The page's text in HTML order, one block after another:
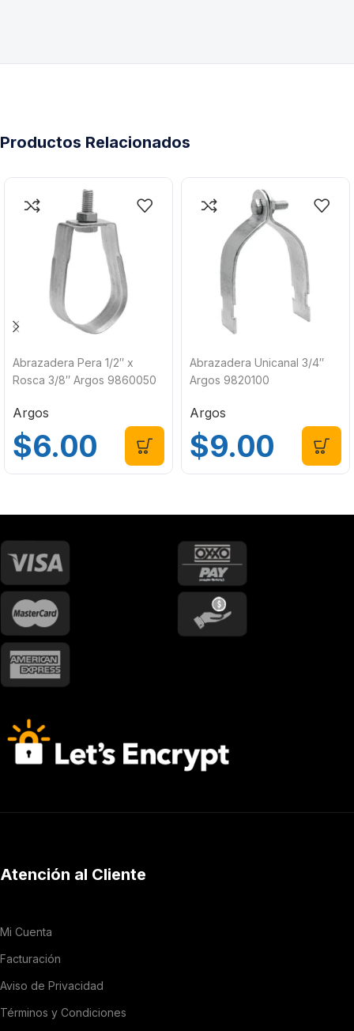
Productos Relacionados
Abrazadera Pera 1/2″ x
Rosca 3/8″ Argos 9860050
Argos
$6.00
Abrazadera Unicanal 3/4″
Argos 9820100
Argos
$9.00
Atención al Cliente
Mi Cuenta
Facturación
Aviso de Privacidad
Términos y Condiciones